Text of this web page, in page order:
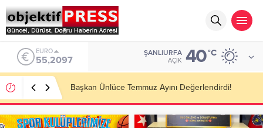
ALTIN
6.680,93
ŞANLIURFA
AÇIK 40°C
Şanlıurfa’nın Vox Humanis Korosu Dünya Birincisi
Oldu!